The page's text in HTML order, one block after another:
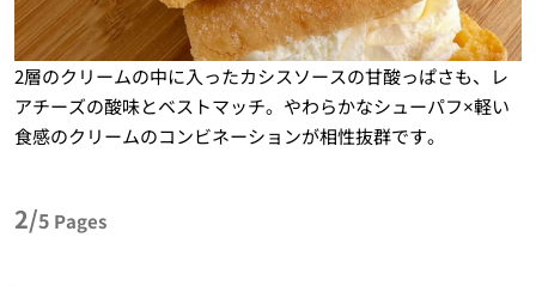
2層のクリームの中に入ったカシスソースの甘酸っぱさも、レ
アチーズの酸味とベストマッチ。やわらかなシューパフ×軽い
食感のクリームのコンビネーションが相性抜群です。
2/5 Pages